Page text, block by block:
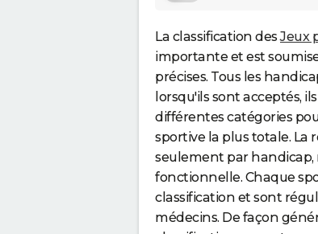
La classification desJeux
importante et est
précises. Tous les
lorsqu'ils sont acceptés,
différentes catégories
sportive la plus totale. La
seulement par handicap,
fonctionnelle. Chaque
classification et sont
médecins. De façon